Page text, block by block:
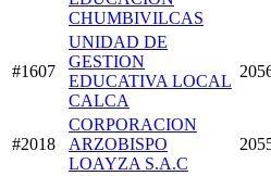
CHUMBIVILCAS
#1607
UNIDAD DE
GESTION
EDUCATIVA LOCAL
CALCA
#2018
CORPORACION
ARZOBISPO
LOAYZA S.A.C